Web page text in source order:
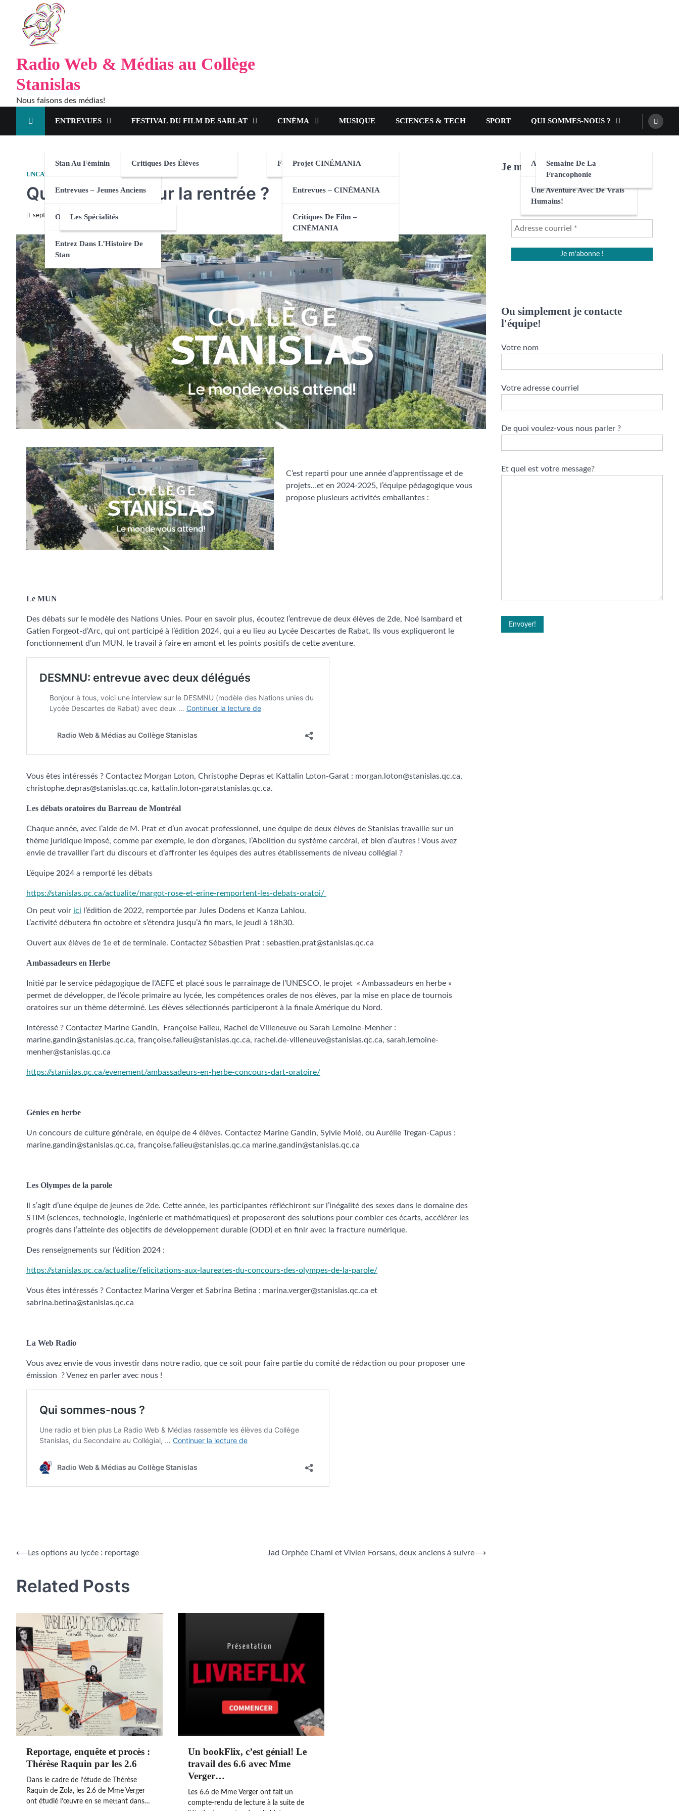
Radio Web & Médias au Collège
Stanislas
Nous faisons des médias!
ENTREVUES
Stan Au Féminin
Entrevues – Jeunes Anciens
Orientation
Les Spécialités
Entrez Dans L’Histoire De
Stan
FESTIVAL DU FILM DE SARLAT
Critiques Des Élèves
CINÉMA
Festival CINÉMANIA 2024
Projet CINÉMANIA
Entrevues – CINÉMANIA
Critiques De Film –
CINÉMANIA
MUSIQUE SCIENCES & TECH SPORT QUI SOMMES-NOUS ?
AEFESemaine De La
Francophonie
Une Aventure Avec De Vrais
Humains!
UNCATEGORIZED
Quoi de neuf pour la rentrée ?
septembre 10, 2024
C’est reparti pour une année d’apprentissage et de
projets…et en 2024-2025, l’équipe pédagogique vous
propose plusieurs activités emballantes :
Le MUN
Des débats sur le modèle des Nations Unies. Pour en savoir plus, écoutez l’entrevue de deux élèves de 2de, Noé Isambard et
Gatien Forgeot-d’Arc, qui ont participé à l’édition 2024, qui a eu lieu au Lycée Descartes de Rabat. Ils vous expliqueront le
fonctionnement d’un MUN, le travail à faire en amont et les points positifs de cette aventure.
Vous êtes intéressés ? Contactez Morgan Loton, Christophe Depras et Kattalin Loton-Garat : morgan.loton@stanislas.qc.ca,
christophe.depras@stanislas.qc.ca, kattalin.loton-garatstanislas.qc.ca.
Les débats oratoires du Barreau de Montréal
Chaque année, avec l’aide de M. Prat et d’un avocat professionnel, une équipe de deux élèves de Stanislas travaille sur un
thème juridique imposé, comme par exemple, le don d’organes, l’Abolition du système carcéral, et bien d’autres ! Vous avez
envie de travailler l’art du discours et d’affronter les équipes des autres établissements de niveau collégial ?
L’équipe 2024 a remporté les débats
https://stanislas.qc.ca/actualite/margot-rose-et-erine-remportent-les-debats-oratoi/
On peut voir ici l’édition de 2022, remportée par Jules Dodens et Kanza Lahlou.
L’activité débutera fin octobre et s’étendra jusqu’à fin mars, le jeudi à 18h30.
Ouvert aux élèves de 1e et de terminale. Contactez Sébastien Prat : sebastien.prat@stanislas.qc.ca
Ambassadeurs en Herbe
Initié par le service pédagogique de l’AEFE et placé sous le parrainage de l’UNESCO, le projet « Ambassadeurs en herbe »
permet de développer, de l’école primaire au lycée, les compétences orales de nos élèves, par la mise en place de tournois
oratoires sur un thème déterminé. Les élèves sélectionnés participeront à la finale Amérique du Nord.
Intéressé ? Contactez Marine Gandin, Françoise Falieu, Rachel de Villeneuve ou Sarah Lemoine-Menher :
marine.gandin@stanislas.qc.ca, françoise.falieu@stanislas.qc.ca, rachel.de-villeneuve@stanislas.qc.ca, sarah.lemoine-
menher@stanislas.qc.ca
https://stanislas.qc.ca/evenement/ambassadeurs-en-herbe-concours-dart-oratoire/
Génies en herbe
Un concours de culture générale, en équipe de 4 élèves. Contactez Marine Gandin, Sylvie Molé, ou Aurélie Tregan-Capus :
marine.gandin@stanislas.qc.ca, françoise.falieu@stanislas.qc.ca marine.gandin@stanislas.qc.ca
Les Olympes de la parole
Il s’agit d’une équipe de jeunes de 2de. Cette année, les participantes réfléchiront sur l’inégalité des sexes dans le domaine des
STIM (sciences, technologie, ingénierie et mathématiques) et proposeront des solutions pour combler ces écarts, accélérer les
progrès dans l’atteinte des objectifs de développement durable (ODD) et en finir avec la fracture numérique.
Des renseignements sur l’édition 2024 :
https://stanislas.qc.ca/actualite/felicitations-aux-laureates-du-concours-des-olympes-de-la-parole/
Vous êtes intéressés ? Contactez Marina Verger et Sabrina Betina : marina.verger@stanislas.qc.ca et
sabrina.betina@stanislas.qc.ca
La Web Radio
Vous avez envie de vous investir dans notre radio, que ce soit pour faire partie du comité de rédaction ou pour proposer une
émission ? Venez en parler avec nous !
⟵ Les options au lycée : reportage Jad Orphée Chami et Vivien Forsans, deux anciens à suivre⟶
Related Posts
Reportage, enquête et procès :
Thérèse Raquin par les 2.6
Dans le cadre de l’étude de Thérèse
Raquin de Zola, les 2.6 de Mme Verger
ont étudié l’œuvre en se mettant dans…
Un bookFlix, c’est génial! Le
travail des 6.6 avec Mme
Verger…
Les 6.6 de Mme Verger ont fait un
compte-rendu de lecture à la suite de
Je m'abonne au site! :-)
Ou simplement je contacte
l'équipe!
Votre nom
Votre adresse courriel
De quoi voulez-vous nous parler ?
Et quel est votre message?